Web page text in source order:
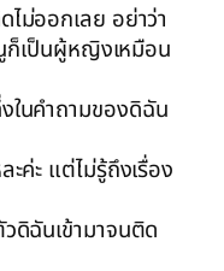
ม่ออกเลย อย่าว่า
นูก็เป็นผู้หญิงเหมือน
นคำถามของดิฉัน
ค่ะ แต่ไม่รู้ถึงเรื่อง
ดิฉันเข้ามาจนติด